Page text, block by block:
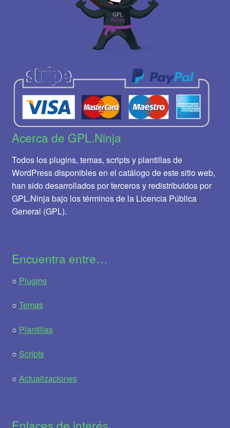
Acerca de GPL.Ninja
Todos los plugins, temas, scripts y plantillas de
WordPress disponibles en el catálogo de este sitio web,
han sido desarrollados por terceros y redistribuidos por
GPL.Ninja bajo los términos de la Licencia Pública
General (GPL).
Encuentra entre…
○ Plugins
○ Temas
○ Plantillas
○ Scripts
○ Actualizaciones